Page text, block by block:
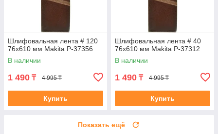
Шлифовальная лента # 120
76x610 мм Makita P-37356
В наличии
1 490 ₸ 4 995 ₸
Купить
Шлифовальная лента # 40
76x610 мм Makita P-37312
В наличии
1 490 ₸ 4 995 ₸
Купить
Показать ещё